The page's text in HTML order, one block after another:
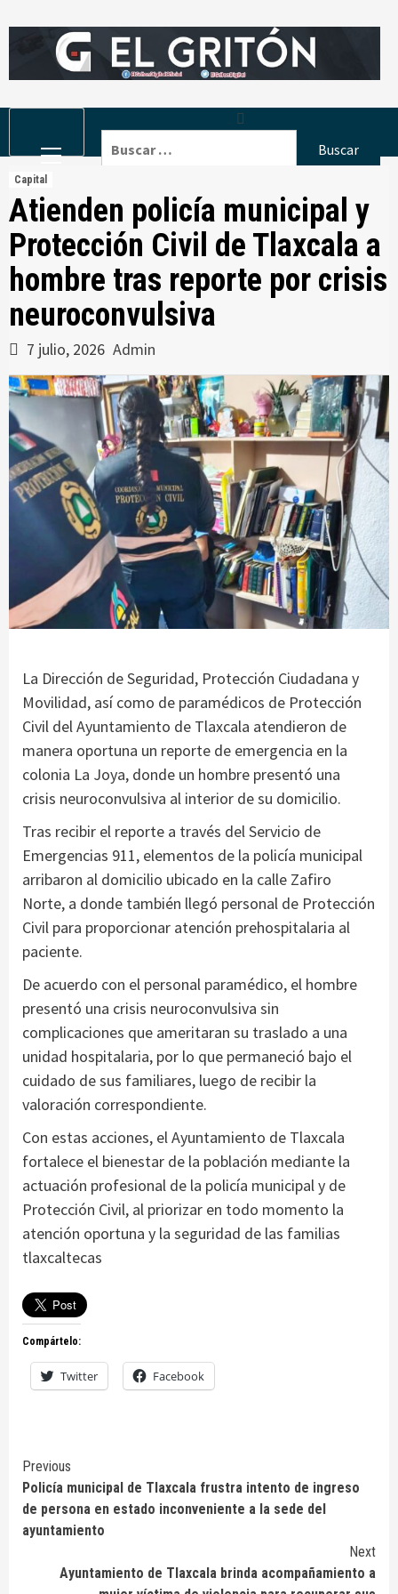
to
Menu
Capital
Atienden policía municipal y
Protección Civil de Tlaxcala a
hombre tras reporte por crisis
neuroconvulsiva
7 julio, 2026 Admin
La Dirección de Seguridad, Protección Ciudadana y
Movilidad, así como de paramédicos de Protección
Civil del Ayuntamiento de Tlaxcala atendieron de
manera oportuna un reporte de emergencia en la
colonia La Joya, donde un hombre presentó una
crisis neuroconvulsiva al interior de su domicilio.
Tras recibir el reporte a través del Servicio de
Emergencias 911, elementos de la policía municipal
arribaron al domicilio ubicado en la calle Zafiro
Norte, a donde también llegó personal de Protección
Civil para proporcionar atención prehospitalaria al
paciente.
De acuerdo con el personal paramédico, el hombre
presentó una crisis neuroconvulsiva sin
complicaciones que ameritaran su traslado a una
unidad hospitalaria, por lo que permaneció bajo el
cuidado de sus familiares, luego de recibir la
valoración correspondiente.
Con estas acciones, el Ayuntamiento de Tlaxcala
fortalece el bienestar de la población mediante la
actuación profesional de la policía municipal y de
Protección Civil, al priorizar en todo momento la
atención oportuna y la seguridad de las familias
tlaxcaltecas
Compártelo:
Twitter Facebook
Continue
Reading
Previous
Policía municipal de Tlaxcala frustra intento de ingreso
de persona en estado inconveniente a la sede del
ayuntamiento
Next
Ayuntamiento de Tlaxcala brinda acompañamiento a